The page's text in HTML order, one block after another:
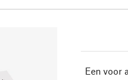
Een voor